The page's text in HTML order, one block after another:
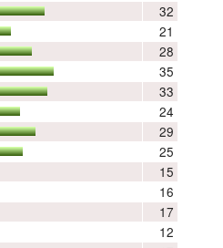
32
21
28
35
33
24
29
25
15
16
17
12